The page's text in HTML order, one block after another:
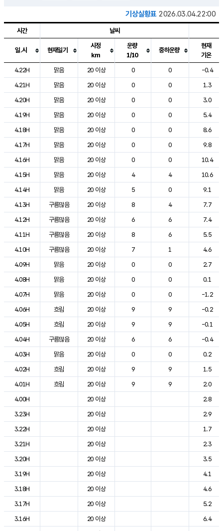
기상실황표 2026.03.04.22:00
도시별 기상실황표로 지점, 날씨, 기온, 강수, 바람, 기압등을 안내한 표입
시간 날씨
일.시 현재일기
시정
km
운량
1/10
중하운량
현재
기온
4.22H
맑음 20 이상 0 0
-0.4
4.21H
맑음 20 이상 0 0
1.3
4.20H
맑음 20 이상 0 0
3.0
4.19H
맑음 20 이상 0 0
5.4
4.18H
맑음 20 이상 0 0
8.6
4.17H
맑음 20 이상 0 0
9.8
4.16H
맑음 20 이상 0 0
10.4
4.15H
맑음 20 이상 4 4
10.6
4.14H
맑음 20 이상 5 0
9.1
4.13H
구름많음 20 이상 8 4
7.7
4.12H
구름많음 20 이상 6 6
7.4
4.11H
구름많음 20 이상 8 6
5.5
4.10H
구름많음 20 이상 7 1
4.6
4.09H
맑음 20 이상 0 0
2.7
4.08H
맑음 20 이상 0 0
0.1
4.07H
맑음 20 이상 0 0
-1.2
4.06H
흐림 20 이상 9 9
-0.2
4.05H
흐림 20 이상 9 9
-0.1
4.04H
구름많음 20 이상 6 6
-0.4
4.03H
맑음 20 이상 0 0
0.2
4.02H
흐림 20 이상 9 9
1.5
4.01H
흐림 20 이상 9 9
2.0
4.00H
20 이상
2.8
3.23H
20 이상
2.9
3.22H
20 이상
1.7
3.21H
20 이상
2.3
3.20H
20 이상
3.5
3.19H
20 이상
4.1
3.18H
20 이상
4.6
3.17H
20 이상
5.2
3.16H
20 이상
6.4